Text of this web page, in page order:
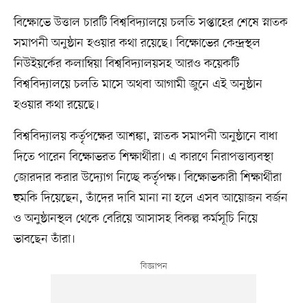
বিক্ষোভে উত্তাল চারটি বিশ্ববিদ্যালয়ে চলতি সপ্তাহের শেষে স্নাতক
সমাপনী অনুষ্ঠান হওয়ার কথা রয়েছে। বিক্ষোভের কেন্দ্রস্থল
নিউইয়র্কের কলাম্বিয়া বিশ্ববিদ্যালয়সহ আরও কয়েকটি
বিশ্ববিদ্যালয়ে চলতি মাসে অথবা আগামী জুনে এই অনুষ্ঠান
হওয়ার কথা রয়েছে।
বিশ্ববিদ্যালয় কর্তৃপক্ষের আশঙ্কা, স্নাতক সমাপনী অনুষ্ঠানে বাধা
দিতে পারেন বিক্ষোভরত শিক্ষার্থীরা। এ কারণে নিরাপত্তাব্যবস্থা
জোরদার করার উদ্যোগ নিচ্ছে কর্তৃপক্ষ। বিক্ষোভকারী শিক্ষার্থীরা
হুমকি দিয়েছেন, তাঁদের দাবি মানা না হলে এসব আয়োজন বর্জন
ও অনুষ্ঠানস্থল থেকে বেরিয়ে আসাসহ বিকল্প কর্মসূচি নিয়ে
ভাবছেন তাঁরা।